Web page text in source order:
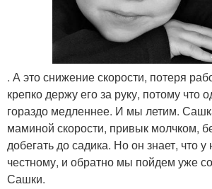
. А это снижение скорости, потеря
крепко держу его за руку, потому что
гораздо медленнее. И мы летим.
маминой скорости, привык молчком,
добегать до садика. Но он знает, что у
честному, и обратно мы пойдем уже
Сашки.